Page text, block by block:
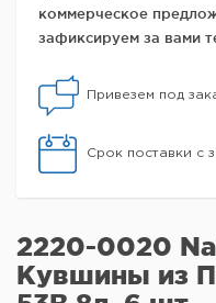
коммерческое
зафиксируем за вами
Привезем под
Срок поставки с
2220-0020
Кувшины из